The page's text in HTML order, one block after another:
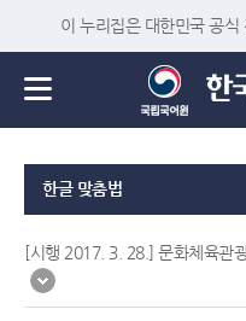
이 누리집은 대한민국 공식
한글 맞춤법
[시행 2017. 3. 28.] 문화체육관